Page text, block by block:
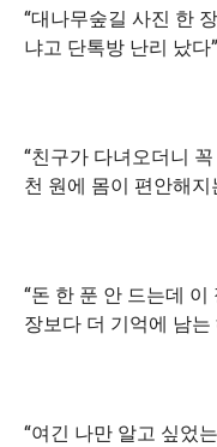
“대나무숲길 사진 한
냐고 단톡방 난리 났다”
“친구가 다녀오더니
천 원에 몸이 편안해
“돈 한 푼 안 드는데 이
장보다 더 기억에 남
“여긴 나만 알고 싶었